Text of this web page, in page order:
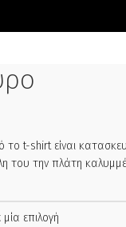
το t-shirt είναι
του την πλάτη